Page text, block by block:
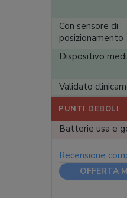
Con sensore di
posizionamento
Dispositivo
Validato
PUNTI DEBOLI
Batterie usa e
Recensione
OFFERTA